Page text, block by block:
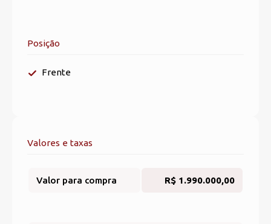
Posição
Frente
Valores e taxas
Valor para compra R$ 1.990.000,00